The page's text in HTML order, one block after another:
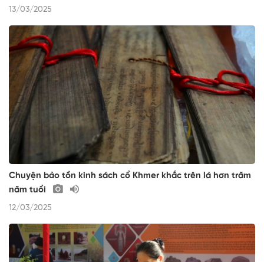
13/03/2025
Chuyện bảo tồn kinh sách cổ Khmer khắc trên lá hơn trăm
năm tuổi
12/03/2025